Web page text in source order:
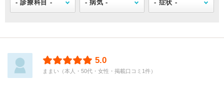
5.0
ままい（本人・50代・女性・掲載口コミ1件）